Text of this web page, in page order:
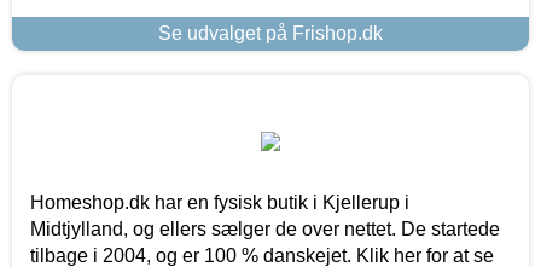
Se udvalget på Frishop.dk
Homeshop.dk har en fysisk butik i Kjellerup i
Midtjylland, og ellers sælger de over nettet. De startede
tilbage i 2004, og er 100 % danskejet. Klik her for at se